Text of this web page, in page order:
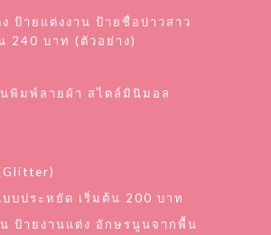
ป้ายแต่งงาน ป้ายชื่อบ่าวสาว
240 บาท (ตัวอย่าง)
นพิมพ์ลายผ้า สไตล์มินิมอล
บประหยัด เริ่มต้น 200 บาท
ป้ายงานแต่ง อักษรนูนจากพื้น